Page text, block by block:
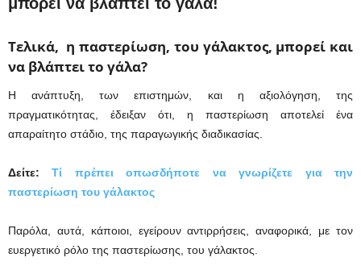
Τελικά, η παστερίωση, του γάλακτος, μπορεί και
να βλάπτει το γάλα?
Η ανάπτυξη, των επιστημών, και η αξιολόγηση, της
πραγματικότητας, έδειξαν ότι, η παστερίωση αποτελεί ένα
απαραίτητο στάδιο, της παραγωγικής διαδικασίας.
Δείτε:Τί πρέπει οπωσδήποτε να γνωρίζετε για την
παστερίωση του γάλακτος
Παρόλα, αυτά, κάποιοι, εγείρουν αντιρρήσεις, αναφορικά, με τον
ευεργετικό ρόλο της παστερίωσης, του γάλακτος.